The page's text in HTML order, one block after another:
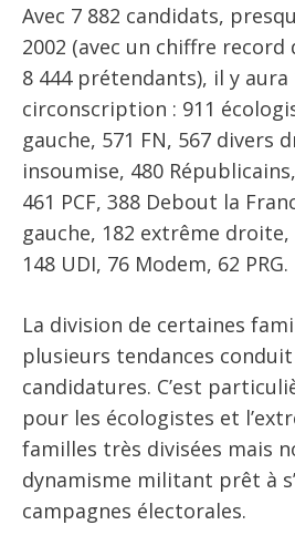
Avec 7 882 candidats,
2002 (avec un chiffre record
8 444 prétendants), il y
circonscription : 911
gauche, 571 FN, 567 divers
insoumise, 480
461 PCF, 388 Debout la
gauche, 182 extrême droite,
148 UDI, 76 Modem, 62 PRG.
La division de certaines
plusieurs tendances
candidatures. C’est
pour les écologistes et
familles très divisées mais
dynamisme militant prêt à
campagnes électorales.